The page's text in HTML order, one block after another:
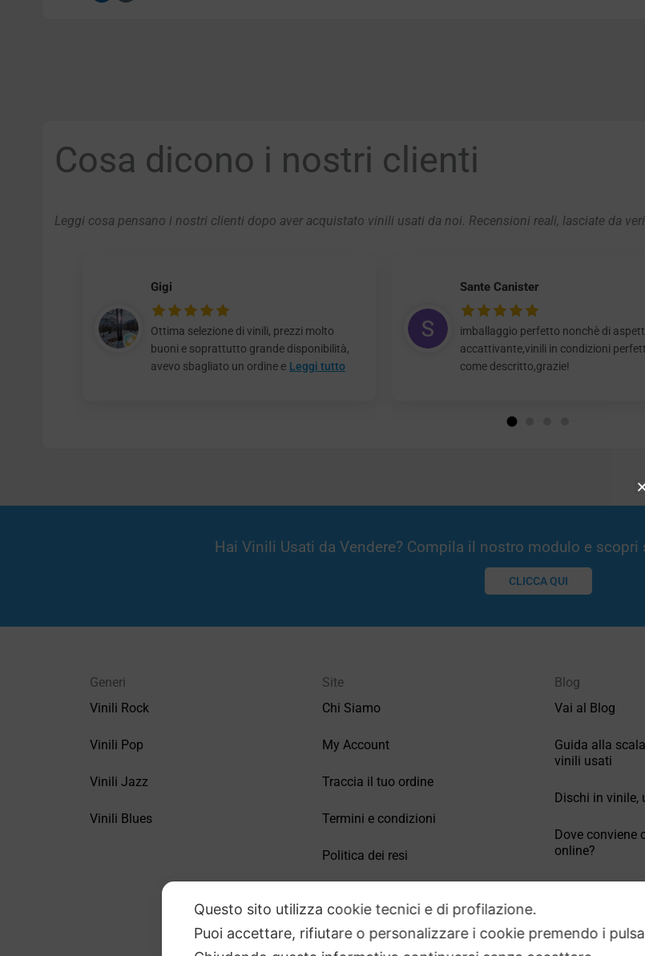
Cosa dicono i nostri clienti
Leggi cosa pensano i nostri clienti dopo aver acquistato vinili usati da noi. Recensioni reali, lasciate da
Gigi
Ottima selezione di vinili, prezzi molto
buoni e soprattutto grande disponibilità,
avevo sbagliato un ordine e Leggi tutto
Sante Canister
imballaggio perfetto nonchè di
accattivante,vinili in condizioni
come descritto,grazie!
Hai Vinili Usati da Vendere? Compila il nostro modulo e
CLICCA QUI
Generi
Vinili Rock
Vinili Pop
Vinili Jazz
Vinili Blues
Site
Chi Siamo
My Account
Traccia il tuo ordine
Termini e condizioni
Politica dei resi
Blog
Vai al Blog
Guida alla
vinili usati
Dischi in vinile,
Dove conviene
online?
Questo sito utilizza cookie tecnici e di profilazione.
Puoi accettare, rifiutare o personalizzare i cookie premendo i